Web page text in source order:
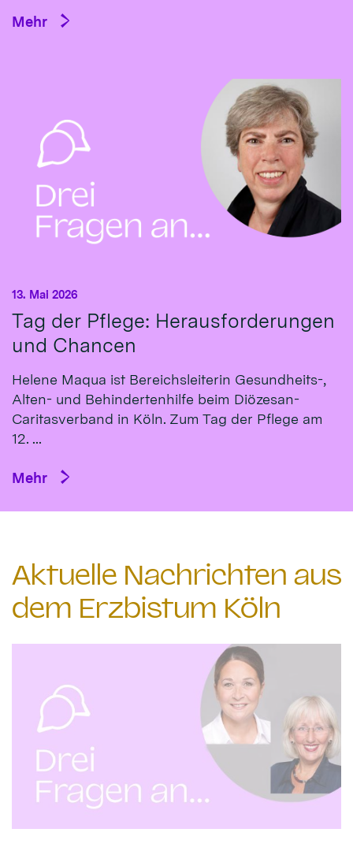
Mehr
Tag der Pflege: Herausforderungen
und Chancen
13. Mai 2026
Helene Maqua ist Bereichsleiterin Gesundheits-,
Alten- und Behindertenhilfe beim Diözesan-
Caritasverband in Köln. Zum Tag der Pflege am
12. ...
Mehr
Aktuelle Nachrichten aus
dem Erzbistum Köln